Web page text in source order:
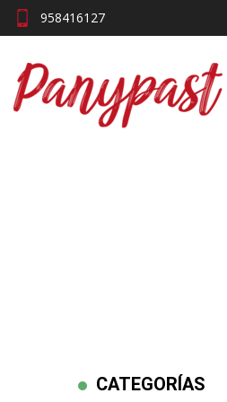
958416127
CATEGORÍAS